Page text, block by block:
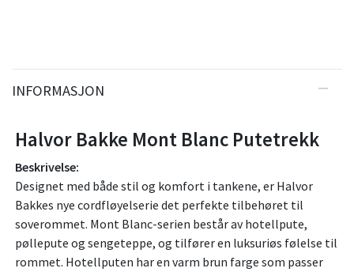
INFORMASJON
Halvor Bakke Mont Blanc Putetrekk
Beskrivelse:
Designet med både stil og komfort i tankene, er Halvor
Bakkes nye cordfløyelserie det perfekte tilbehøret til
soverommet. Mont Blanc-serien består av hotellpute,
pøllepute og sengeteppe, og tilfører en luksuriøs følelse til
rommet. Hotellputen har en varm brun farge som passer